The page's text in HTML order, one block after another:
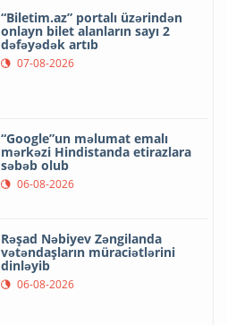
“Biletim.az” portalı üzərindən
onlayn bilet alanların sayı 2
dəfəyədək artıb
07-08-2026
“Google”un məlumat emalı
mərkəzi Hindistanda etirazlara
səbəb olub
06-08-2026
Rəşad Nəbiyev Zəngilanda
vətəndaşların müraciətlərini
dinləyib
06-08-2026